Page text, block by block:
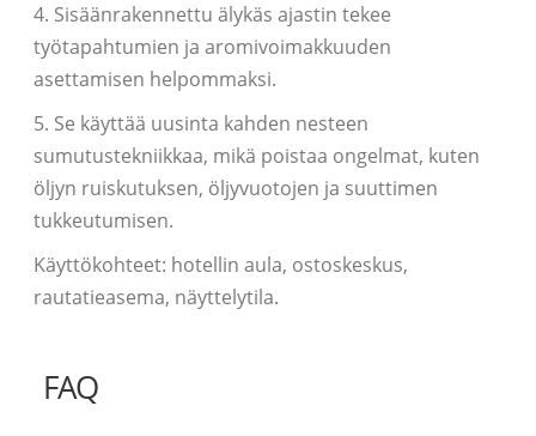
4. Sisäänrakennettu älykäs ajastin tekee
työtapahtumien ja aromivoimakkuuden
asettamisen helpommaksi.
5. Se käyttää uusinta kahden nesteen
sumutustekniikkaa, mikä poistaa ongelmat, kuten
öljyn ruiskutuksen, öljyvuotojen ja suuttimen
tukkeutumisen.
Käyttökohteet: hotellin aula, ostoskeskus,
rautatieasema, näyttelytila.
FAQ